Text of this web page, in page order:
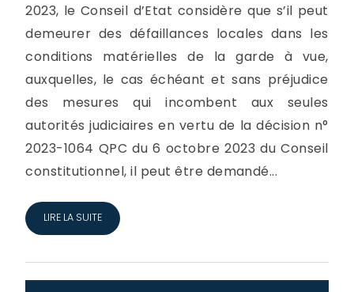
2023, le Conseil d’Etat considère que s’il peut
demeurer des défaillances locales dans les
conditions matérielles de la garde à vue,
auxquelles, le cas échéant et sans préjudice
des mesures qui incombent aux seules
autorités judiciaires en vertu de la décision n°
2023-1064 QPC du 6 octobre 2023 du Conseil
constitutionnel, il peut être demandé...
LIRE LA SUITE